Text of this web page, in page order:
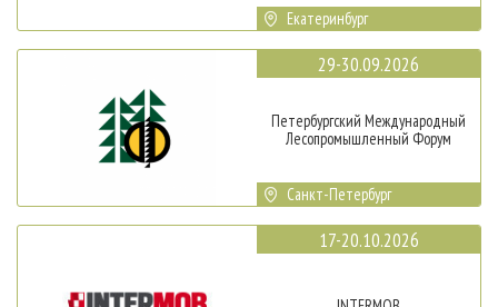
Екатеринбург
29-30.09.2026
Петербургский Международный
Лесопромышленный Форум
Санкт-Петербург
17-20.10.2026